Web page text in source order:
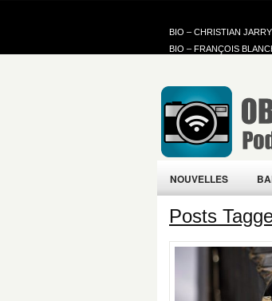
BIO – CHRISTIAN JARRY
BIO – FRANÇOIS
NOUVELLES
Posts